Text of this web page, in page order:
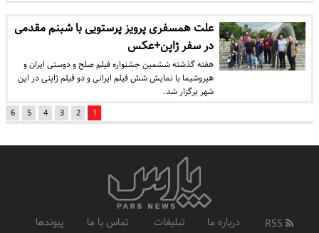
علت همسفری پرویز پرستویی با شبنم مقدمی
در سفر ژاپن+عکس
هفته گذشته ششمین جشنواره فیلم صلح و دوستی ایران و
هیروشیما با نمایش شش فیلم ایرانی و دو فیلم ژاپنی در این
شهر برگزار شد.
1
2
3
4
5
6
درباره ما تبلیغات تماس با ما پیوندها